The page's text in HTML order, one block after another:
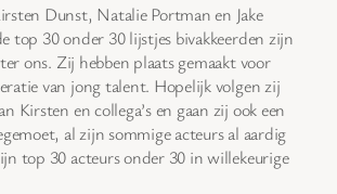
Dunst, Natalie Portman en Jake
top 30 onder 30 lijstjes bivakkeerden zijn
ons. Zij hebben plaats gemaakt voor
van jong talent. Hopelijk volgen zij
Kirsten en collega’s en gaan zij ook een
al zijn sommige acteurs al aardig
top 30 acteurs onder 30 in willekeurige